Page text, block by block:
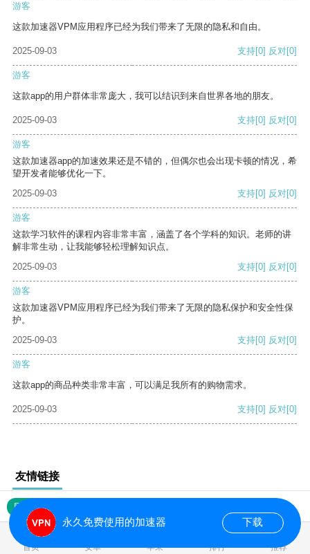
游客
这款加速器VPM应用程序已经为我们带来了无限的隐私和自由。
2025-09-03 支持[0] 反对[0]
游客
这款app的用户群体非常庞大，我可以结识到来自世界各地的朋友。
2025-09-03 支持[0] 反对[0]
游客
这款加速器app的加速效果还是不错的，但偶尔也会出现卡顿的情况，希
望开发者能够优化一下。
2025-09-03
支持[0] 反对[0]
游客
这款学习软件的课程内容非常丰富，涵盖了各个学科的知识。老师的讲
解非常生动，让我能够轻松理解知识点。
2025-09-03
支持[0] 反对[0]
游客
这款加速器VPM应用程序已经为我们带来了无限的隐私保护和安全性保
护。
2025-09-03
支持[0] 反对[0]
游客
这款app的商品种类非常丰富，可以满足我所有的购物需求。
2025-09-03 支持[0] 反对[0]
友情链接
网站地图
首页 安卓 苹果 排行 推荐
永久免费使用的加速器 下载
0.018910s